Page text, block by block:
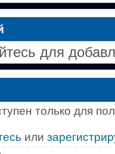
для
только для
или